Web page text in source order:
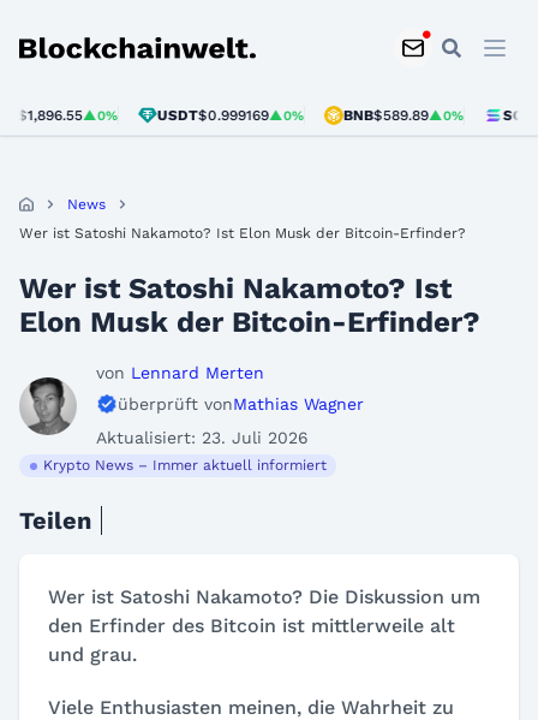
Blockchainwelt
▲0% USDT$0.999169▲0% BNB$589.89▲0% SOL
News
Wer ist Satoshi Nakamoto? Ist Elon Musk der Bitcoin-Erfinder?
Wer ist Satoshi Nakamoto? Ist
Elon Musk der Bitcoin-Erfinder?
von Lennard Merten
überprüft vonMathias Wagner
Aktualisiert: 23. Juli 2026
Krypto News – Immer aktuell informiert
Teilen
Wer ist Satoshi Nakamoto? Die Diskussion um
den Erfinder des Bitcoin ist mittlerweile alt
und grau.
Viele Enthusiasten meinen, die Wahrheit zu